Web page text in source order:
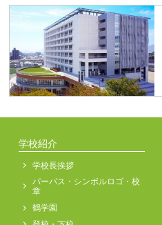
学校紹介
学校長挨拶
パーパス・シンボルロゴ・校
章
鶴学園